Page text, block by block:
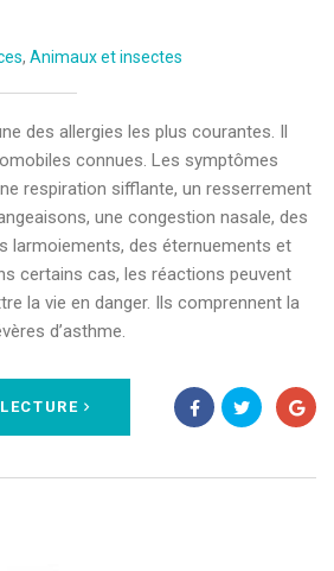
, Animaux et insectes
des allergies les plus courantes. Il
connues. Les symptômes
respiration sifflante, un resserrement
une congestion nasale, des
larmoiements, des éternuements et
certains cas, les réactions peuvent
la vie en danger. Ils comprennent la
d’asthme.